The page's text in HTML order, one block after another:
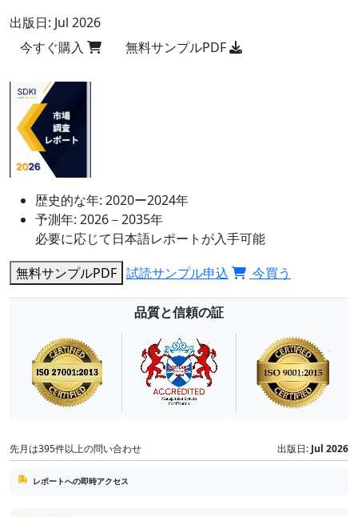
出版日: Jul 2026
今すぐ購入
無料サンプルPDF
歴史的な年: 2020ー2024年
予測年: 2026－2035年
必要に応じて日本語レポートが入手可能
無料サンプルPDF 試読サンプル申込 今買う
品質と信頼の証
先月は395件以上の問い合わせ 出版日: Jul 2026
レポートへの即時アクセス